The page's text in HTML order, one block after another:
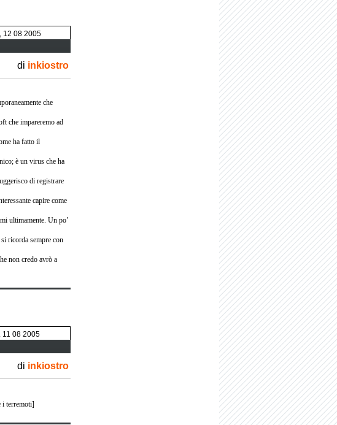
12 08 2005
di inkiostro
che
che impareremo ad
ha fatto il
è un virus che ha
di registrare
capire come
ultimamente. Un po’
ricorda sempre con
non credo avrò a
11 08 2005
di inkiostro
i terremoti]